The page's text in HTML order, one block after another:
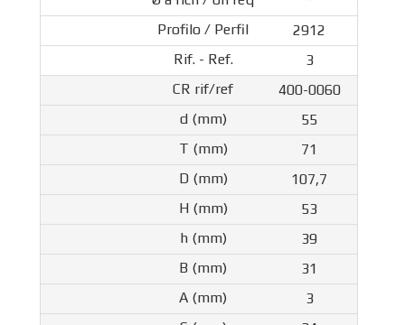
2912
3
400-0060
55
71
107,7
53
39
31
3